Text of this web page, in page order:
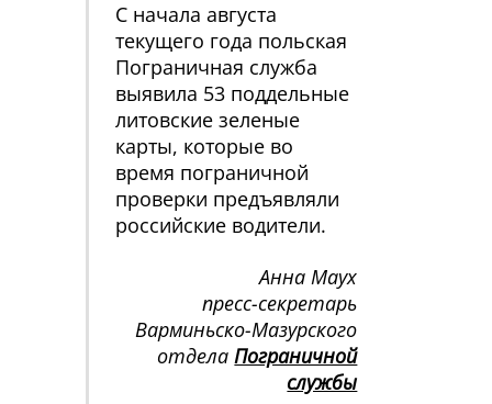
С начала августа
текущего года польская
Пограничная служба
выявила 53 поддельные
литовские зеленые
карты, которые во
время пограничной
проверки предъявляли
российские водители.
Анна Маух
пресс-секретарь
Варминьско-Мазурского
отделаПограничной
службы